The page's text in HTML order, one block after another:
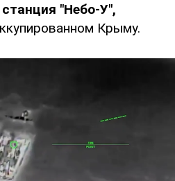
"Небо-У",
Крыму.